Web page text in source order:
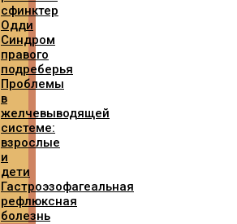
сфинктер
Одди
Синдром
правого
подреберья
Проблемы
в
желчевыводящей
системе:
взрослые
и
дети
Гастроэзофагеальная
рефлюксная
болезнь